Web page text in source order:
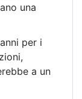
una
per i
a un